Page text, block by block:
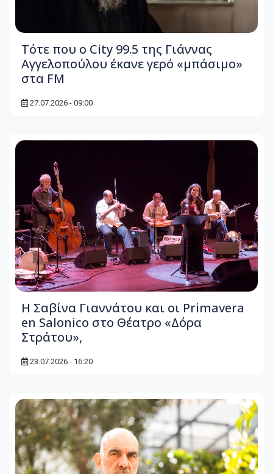
Τότε που ο City 99.5 της Γιάννας
Αγγελοπούλου έκανε γερό «μπάσιμο»
στα FM
27.07.2026 - 09:00
Η Σαβίνα Γιαννάτου και οι Primavera
en Salonico στο Θέατρο «Δόρα
Στράτου»,
23.07.2026 - 16:20